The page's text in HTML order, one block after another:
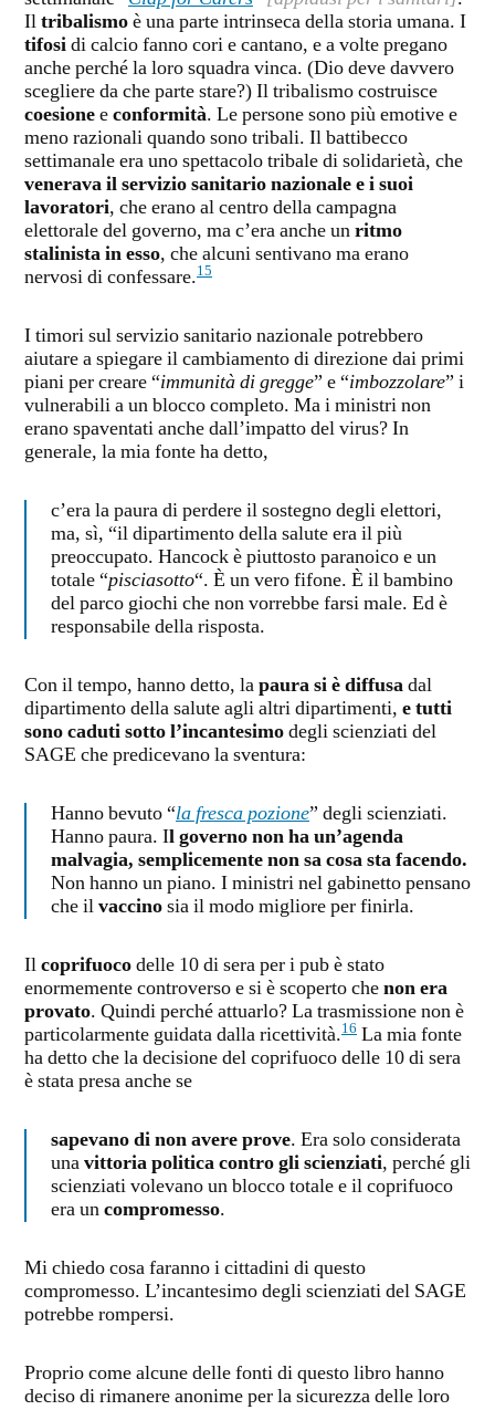
Iltribalismoè una parte intrinseca della storia umana. I
tifosidi calcio fanno cori e cantano, e a volte pregano
anche perché la loro squadra vinca. (Dio deve davvero
scegliere da che parte stare?) Il tribalismo costruisce
coesioneeconformità. Le persone sono più emotive e
meno razionali quando sono tribali. Il battibecco
settimanale era uno spettacolo tribale di solidarietà, che
venerava il servizio sanitario nazionale e i suoi
lavoratori, che erano al centro della campagna
elettorale del governo, ma c’era anche unritmo
stalinista in esso, che alcuni sentivano ma erano
nervosi di confessare.15
I timori sul servizio sanitario nazionale potrebbero
aiutare a spiegare il cambiamento di direzione dai primi
piani per creare “immunità di gregge” e “imbozzolare” i
vulnerabili a un blocco completo. Ma i ministri non
erano spaventati anche dall’impatto del virus? In
generale, la mia fonte ha detto,
c’era la paura di perdere il sostegno degli elettori,
ma, sì, “il dipartimento della salute era il più
preoccupato. Hancock è piuttosto paranoico e un
totale “pisciasotto“. È un vero fifone. È il bambino
del parco giochi che non vorrebbe farsi male. Ed è
responsabile della risposta.
Con il tempo, hanno detto, lapaura si è diffusadal
dipartimento della salute agli altri dipartimenti, e tutti
sono caduti sotto l’incantesimodegli scienziati del
SAGE che predicevano la sventura:
Hanno bevuto “la fresca pozione” degli scienziati.
Hanno paura. Il governo non ha un’agenda
malvagia, semplicemente non sa cosa sta facendo.
Non hanno un piano. I ministri nel gabinetto pensano
che ilvaccinosia il modo migliore per finirla.
Ilcoprifuocodelle 10 di sera per i pub è stato
enormemente controverso e si è scoperto chenon era
provato. Quindi perché attuarlo? La trasmissione non è
particolarmente guidata dalla ricettività.16 La mia fonte
ha detto che la decisione del coprifuoco delle 10 di sera
è stata presa anche se
sapevano di non avere prove. Era solo considerata
unavittoria politica contro gli scienziati, perché gli
scienziati volevano un blocco totale e il coprifuoco
era uncompromesso.
Mi chiedo cosa faranno i cittadini di questo
compromesso. L’incantesimo degli scienziati del SAGE
potrebbe rompersi.
Proprio come alcune delle fonti di questo libro hanno
deciso di rimanere anonime per la sicurezza delle loro